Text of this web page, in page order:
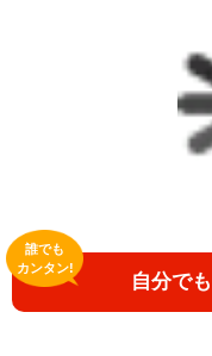
自分で
誰でも
カンタン!